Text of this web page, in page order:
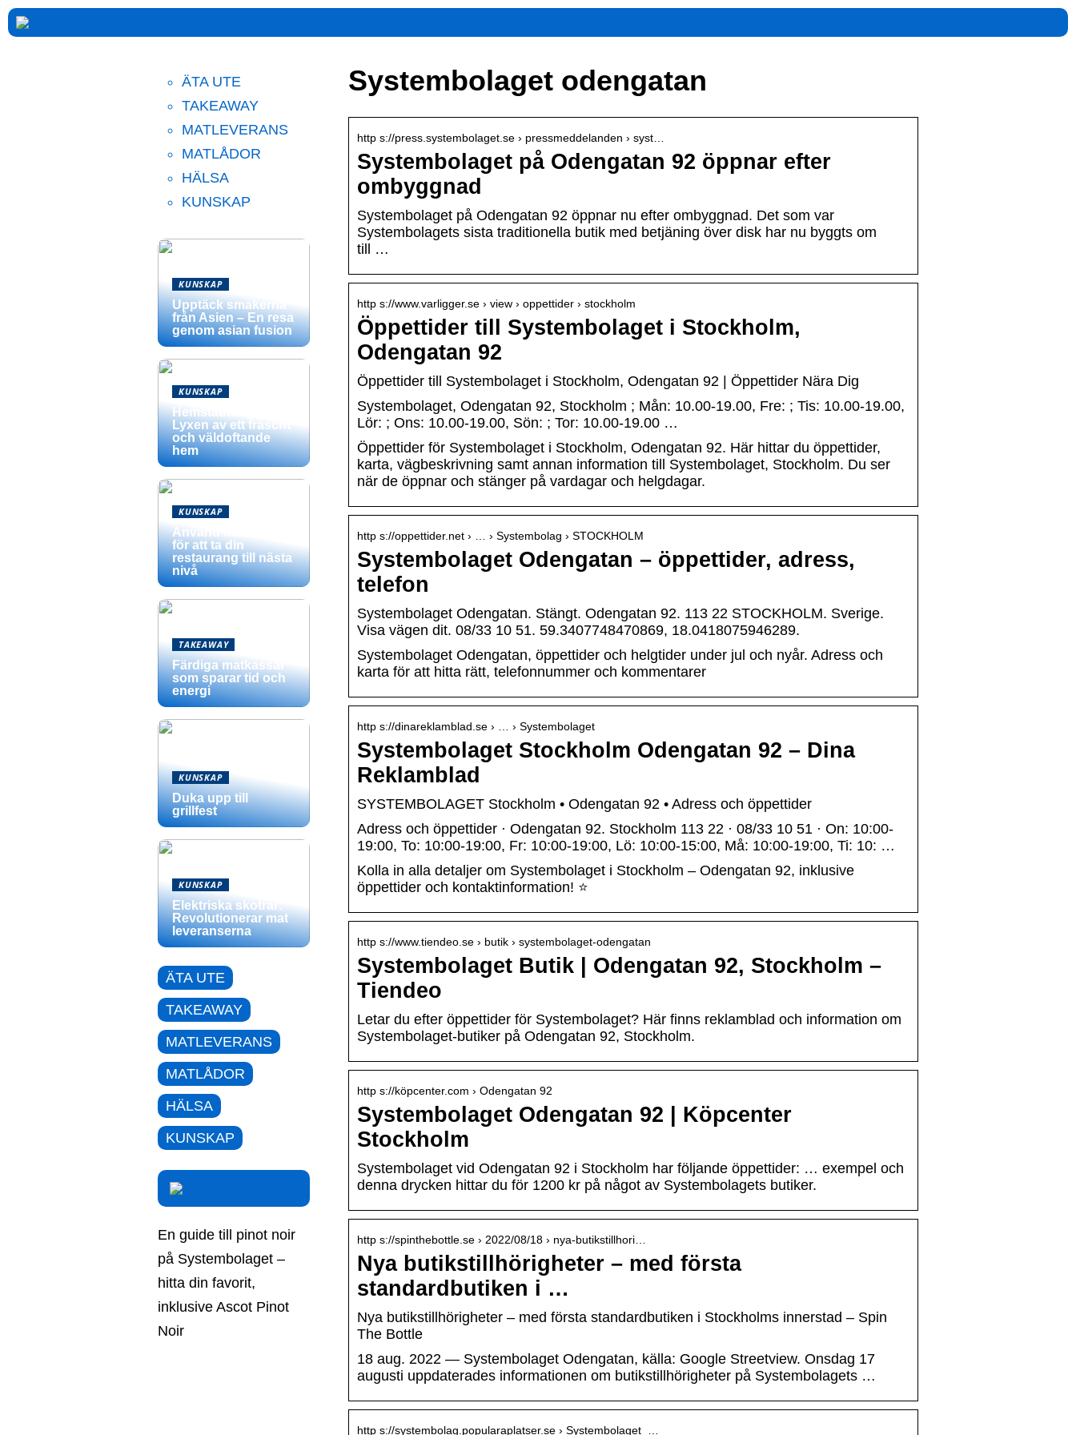
Systembolaget odengatan
http s://press.systembolaget.se › pressmeddelanden › syst…
Systembolaget på Odengatan 92 öppnar efter
ombyggnad
Systembolaget på Odengatan 92 öppnar nu efter ombyggnad. Det som var
Systembolagets sista traditionella butik med betjäning över disk har nu byggts om
till …
http s://www.varligger.se › view › oppettider › stockholm
Öppettider till Systembolaget i Stockholm,
Odengatan 92
Öppettider till Systembolaget i Stockholm, Odengatan 92 | Öppettider Nära Dig
Systembolaget, Odengatan 92, Stockholm ; Mån: 10.00-19.00, Fre: ; Tis: 10.00-19.00,
Lör: ; Ons: 10.00-19.00, Sön: ; Tor: 10.00-19.00 …
Öppettider för Systembolaget i Stockholm, Odengatan 92. Här hittar du öppettider,
karta, vägbeskrivning samt annan information till Systembolaget, Stockholm. Du ser
när de öppnar och stänger på vardagar och helgdagar.
http s://oppettider.net › … › Systembolag › STOCKHOLM
Systembolaget Odengatan – öppettider, adress,
telefon
Systembolaget Odengatan. Stängt. Odengatan 92. 113 22 STOCKHOLM. Sverige.
Visa vägen dit. 08/33 10 51. 59.3407748470869, 18.0418075946289.
Systembolaget Odengatan, öppettider och helgtider under jul och nyår. Adress och
karta för att hitta rätt, telefonnummer och kommentarer
http s://dinareklamblad.se › … › Systembolaget
Systembolaget Stockholm Odengatan 92 – Dina
Reklamblad
SYSTEMBOLAGET Stockholm • Odengatan 92 • Adress och öppettider
Adress och öppettider · Odengatan 92. Stockholm 113 22 · 08/33 10 51 · On: 10:00-
19:00, To: 10:00-19:00, Fr: 10:00-19:00, Lö: 10:00-15:00, Må: 10:00-19:00, Ti: 10: …
Kolla in alla detaljer om Systembolaget i Stockholm – Odengatan 92, inklusive
öppettider och kontaktinformation! ⭐
http s://www.tiendeo.se › butik › systembolaget-odengatan
Systembolaget Butik | Odengatan 92, Stockholm –
Tiendeo
Letar du efter öppettider för Systembolaget? Här finns reklamblad och information om
Systembolaget-butiker på Odengatan 92, Stockholm.
http s://köpcenter.com › Odengatan 92
Systembolaget Odengatan 92 | Köpcenter
Stockholm
Systembolaget vid Odengatan 92 i Stockholm har följande öppettider: … exempel och
denna drycken hittar du för 1200 kr på något av Systembolagets butiker.
http s://spinthebottle.se › 2022/08/18 › nya-butikstillhori…
Nya butikstillhörigheter – med första
standardbutiken i …
Nya butikstillhörigheter – med första standardbutiken i Stockholms innerstad – Spin
The Bottle
18 aug. 2022 — Systembolaget Odengatan, källa: Google Streetview. Onsdag 17
augusti uppdaterades informationen om butikstillhörigheter på Systembolagets …
http s://systembolag.popularaplatser.se › Systembolaget_…
ÄTA UTE
TAKEAWAY
MATLEVERANS
MATLÅDOR
HÄLSA
KUNSKAP
KUNSKAP
Upptäck smakerna
från Asien – En resa
genom asian fusion
KUNSKAP
Hemstädning –
Lyxen av ett fräscht
och väldoftande
hem
KUNSKAP
Använd dessa tips
för att ta din
restaurang till nästa
nivå
TAKEAWAY
Färdiga matkassar
som sparar tid och
energi
KUNSKAP
Duka upp till
grillfest
KUNSKAP
Elektriska skotrar:
Revolutionerar mat
leveranserna
ÄTA UTE
TAKEAWAY
MATLEVERANS
MATLÅDOR
HÄLSA
KUNSKAP
En guide till pinot noir
på Systembolaget –
hitta din favorit,
inklusive Ascot Pinot
Noir